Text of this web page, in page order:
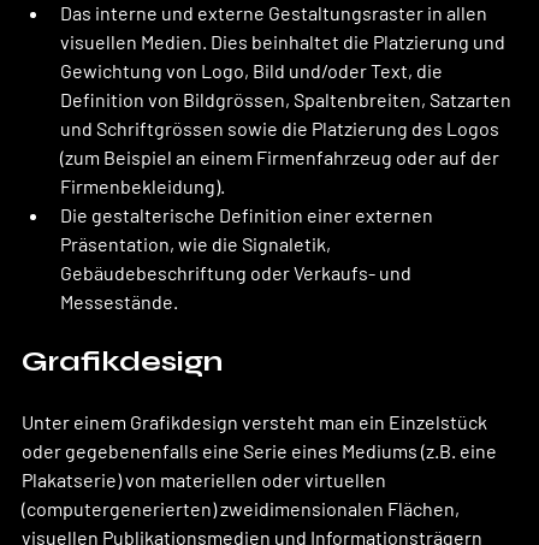
Das interne und externe Gestaltungsraster in allen
visuellen Medien. Dies beinhaltet die Platzierung und
Gewichtung von Logo, Bild und/oder Text, die
Definition von Bildgrössen, Spaltenbreiten, Satzarten
und Schriftgrössen sowie die Platzierung des Logos
(zum Beispiel an einem Firmenfahrzeug oder auf der
Firmenbekleidung).
Die gestalterische Definition einer externen
Präsentation, wie die Signaletik,
Gebäudebeschriftung oder Verkaufs- und
Messestände.
Grafikdesign
Unter einem Grafikdesign versteht man ein Einzelstück
oder gegebenenfalls eine Serie eines Mediums (z.B. eine
Plakatserie) von materiellen oder virtuellen
(computergenerierten) zweidimensionalen Flächen,
visuellen Publikationsmedien und Informationsträgern